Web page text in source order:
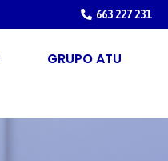
663 227 231
GRUPO ATU